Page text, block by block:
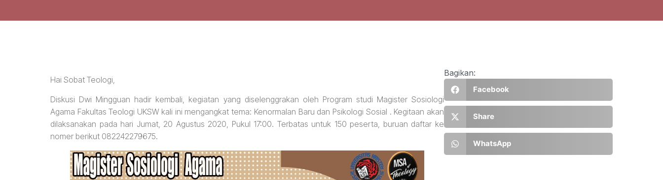
Hai Sobat Teologi,
Diskusi Dwi Mingguan hadir kembali, kegiatan yang diselenggrakan oleh Program studi Magister Sosiologi
Agama Fakultas Teologi UKSW kali ini mengangkat tema: Kenormalan Baru dan Psikologi Sosial . Kegitaan akan
dilaksanakan pada hari Jumat, 20 Agustus 2020, Pukul 17:00. Terbatas untuk 150 peserta, buruan daftar ke
nomer berikut 082242279675.
Bagikan:
Facebook
Share
WhatsApp